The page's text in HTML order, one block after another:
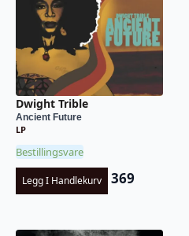
Dwight Trible
Ancient Future
LP
Bestillingsvare
Legg I Handlekurv 369